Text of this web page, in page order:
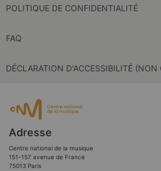
POLITIQUE DE CONFIDENTIALITÉ
FAQ
DÉCLARATION D'ACCESSIBILITÉ (NON
Adresse
Centre national de la musique
151-157 avenue de France
75013 Paris